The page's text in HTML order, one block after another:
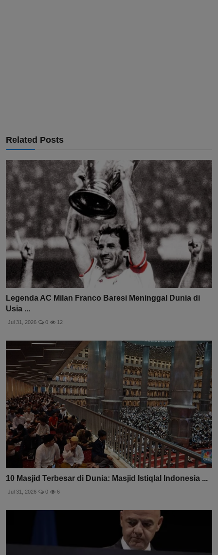
Related Posts
Legenda AC Milan Franco Baresi Meninggal Dunia di
Usia ...
Jul 31, 2026 0 12
10 Masjid Terbesar di Dunia: Masjid Istiqlal Indonesia ...
Jul 31, 2026 0 6